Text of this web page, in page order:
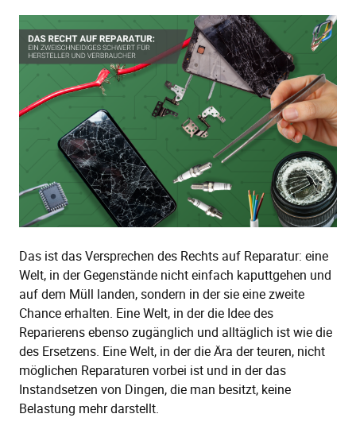
Das ist das Versprechen des Rechts auf Reparatur: eine
Welt, in der Gegenstände nicht einfach kaputtgehen und
auf dem Müll landen, sondern in der sie eine zweite
Chance erhalten. Eine Welt, in der die Idee des
Reparierens ebenso zugänglich und alltäglich ist wie die
des Ersetzens. Eine Welt, in der die Ära der teuren, nicht
möglichen Reparaturen vorbei ist und in der das
Instandsetzen von Dingen, die man besitzt, keine
Belastung mehr darstellt.